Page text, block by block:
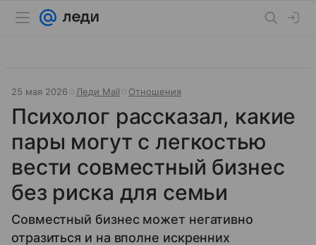
25 мая 2026 Леди Mail Отношения
Психолог рассказал, какие
пары могут с легкостью
вести совместный бизнес
без риска для семьи
Совместный бизнес может негативно
отразиться и на вполне искренних